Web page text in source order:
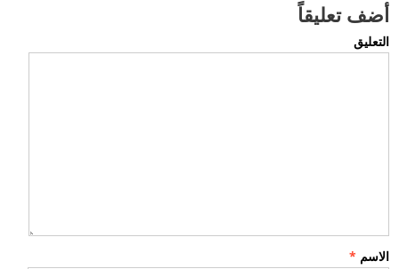
أضف تعليقاً
التعليق
الاسم *